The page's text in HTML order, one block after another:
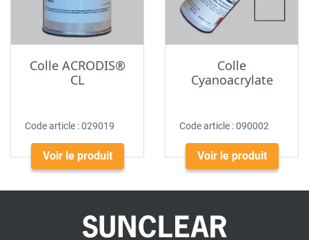
Colle ACRODIS®
CL
Code article :029019
Voir le produit
Colle
Cyanoacrylate
Code article :090002
Voir le produit